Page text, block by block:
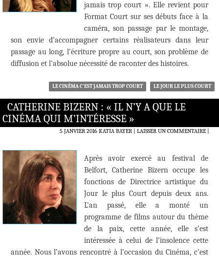
jamais trop court ». Elle revient pour
Format Court sur ses débuts face à la
caméra, son passage par le montage,
son envie d’accompagner certains réalisateurs dans leur
passage au long, l’écriture propre au court, son problème de
diffusion et l’absolue nécessité de raconter des histoires.
LE CINÉMA C'EST JAMAIS TROP COURT LE JOUR LE PLUS COURT
CATHERINE BIZERN : « IL N’Y A QUE LE
CINÉMA QUI M’INTÉRESSE »
5 JANVIER 2016 KATIA BAYER LAISSER UN COMMENTAIRE|
Après avoir exercé au festival de
Belfort, Catherine Bizern occupe les
fonctions de Directrice artistique du
Jour le plus Court depuis deux ans.
L’an passé, elle a monté un
programme de films autour du thème
de la paix, cette année, elle s’est
intéressée à celui de l’insolence cette
année. Nous l’avons rencontré à l’occasion du Cinéma, c’est